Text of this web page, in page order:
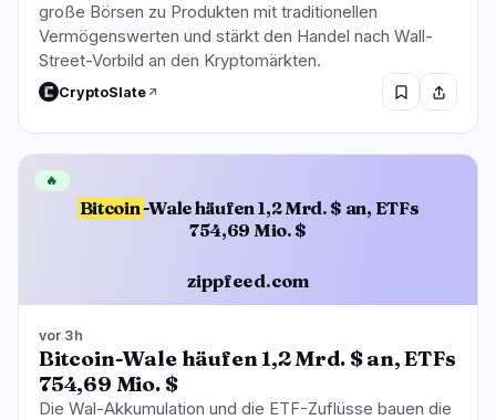
große Börsen zu Produkten mit traditionellen
Vermögenswerten und stärkt den Handel nach Wall-
Street-Vorbild an den Kryptomärkten.
CryptoSlate
Bitcoin-Wale häufen 1,2 Mrd. $ an, ETFs
754,69 Mio. $
zippfeed.com
🔥
vor 3h
Bitcoin-Wale häufen 1,2 Mrd. $ an, ETFs
754,69 Mio. $
Die Wal-Akkumulation und die ETF-Zuflüsse bauen die